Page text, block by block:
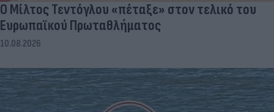
Ο Μίλτος Τεντόγλου «πέταξε» στον τελικό του
Ευρωπαϊκού Πρωταθλήματος
10.08.2026